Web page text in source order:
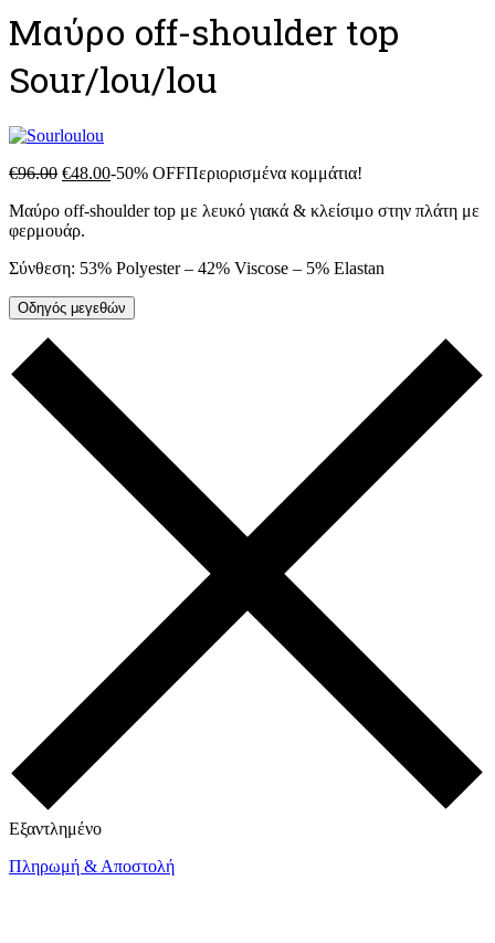
Μαύρο off-shoulder top
Sour/lou/lou
€96.00 €48.00-50% OFFΠεριορισμένα κομμάτια!
Μαύρο off-shoulder top με λευκό γιακά & κλείσιμο στην πλάτη με
φερμουάρ.
Σύνθεση: 53% Polyester – 42% Viscose – 5% Elastan
Οδηγός μεγεθών
Εξαντλημένο
Πληρωμή & Αποστολή